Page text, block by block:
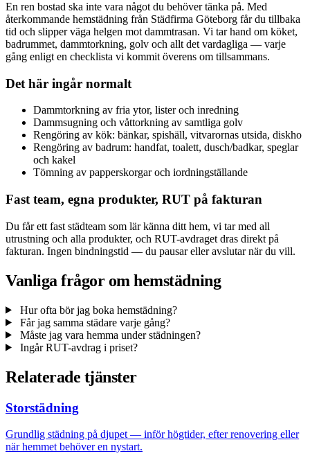
En ren bostad ska inte vara något du behöver tänka på. Med
återkommande hemstädning från Städfirma Göteborg får du tillbaka
tid och slipper väga helgen mot dammtrasan. Vi tar hand om köket,
badrummet, dammtorkning, golv och allt det vardagliga — varje
gång enligt en checklista vi kommit överens om tillsammans.
Det här ingår normalt
Dammtorkning av fria ytor, lister och inredning
Dammsugning och våttorkning av samtliga golv
Rengöring av kök: bänkar, spishäll, vitvarornas utsida, diskho
Rengöring av badrum: handfat, toalett, dusch/badkar, speglar
och kakel
Tömning av papperskorgar och iordningställande
Fast team, egna produkter, RUT på fakturan
Du får ett fast städteam som lär känna ditt hem, vi tar med all
utrustning och alla produkter, och RUT-avdraget dras direkt på
fakturan. Ingen bindningstid — du pausar eller avslutar när du vill.
Vanliga frågor om hemstädning
Hur ofta bör jag boka hemstädning?
Får jag samma städare varje gång?
Måste jag vara hemma under städningen?
Ingår RUT-avdrag i priset?
Relaterade tjänster
Storstädning
Grundlig städning på djupet — inför högtider, efter renovering eller
när hemmet behöver en nystart.